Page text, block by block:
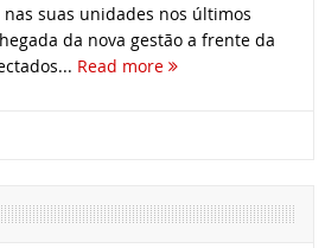
suas unidades nos últimos
da nova gestão a frente da
Read more